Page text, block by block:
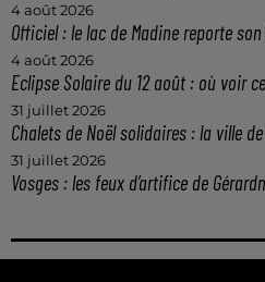
4 août 2026
Officiel : le lac de Madine reporte
4 août 2026
Eclipse Solaire du 12 août : où voir
31 juillet 2026
Chalets de Noël solidaires : la ville
31 juillet 2026
Vosges : les feux d’artifice de